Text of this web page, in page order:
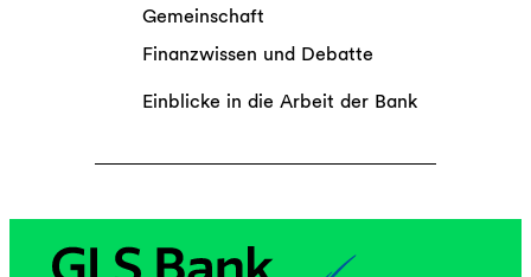
Gemeinschaft
Finanzwissen und Debatte
Einblicke in die Arbeit der Bank